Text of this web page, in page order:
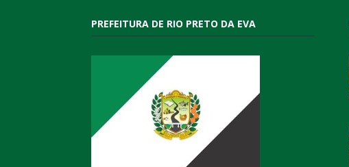
PREFEITURA DE RIO PRETO DA EVA